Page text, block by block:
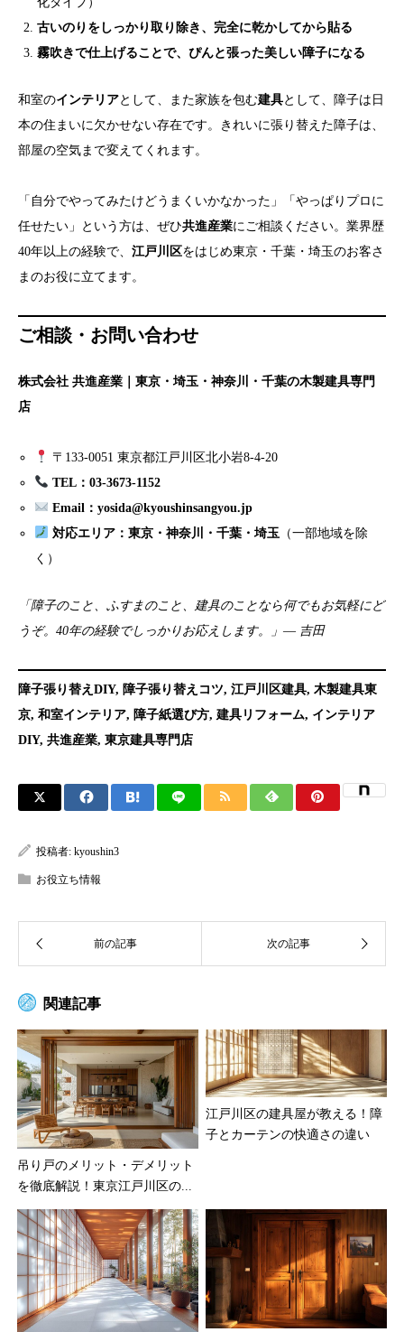
古いのりをしっかり取り除き、完全に乾かしてから貼る
霧吹きで仕上げることで、ぴんと張った美しい障子になる
和室のインテリアとして、また家族を包む建具として、障子は日
本の住まいに欠かせない存在です。きれいに張り替えた障子は、
部屋の空気まで変えてくれます。
「自分でやってみたけどうまくいかなかった」「やっぱりプロに
任せたい」という方は、ぜひ共進産業にご相談ください。業界歴
40年以上の経験で、 江戸川区をはじめ東京・千葉・埼玉のお客さ
まのお役に立てます。
ご相談・お問い合わせ
株式会社 共進産業｜東京・埼玉・神奈川・千葉の木製建具専門
店
〒133-0051 東京都江戸川区北小岩8-4-20
TEL：03-3673-1152
Email：yosida@kyoushinsangyou.jp
対応エリア：東京・神奈川・千葉・埼玉 （一部地域を除
く）
「障子のこと、ふすまのこと、建具のことなら何でもお気軽にど
うぞ。40年の経験でしっかりお応えします。」― 吉田
障子張り替えDIY, 障子張り替えコツ, 江戸川区建具, 木製建具東
京, 和室インテリア, 障子紙選び方, 建具リフォーム, インテリア
DIY, 共進産業, 東京建具専門店
投稿者: kyoushin3
お役立ち情報
関連記事
吊り戸のメリット・デメリット
を徹底解説！東京江戸川区の...
江戸川区の建具屋が教える！障
子とカーテンの快適さの違い